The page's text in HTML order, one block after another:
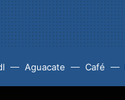
Aguacate Café